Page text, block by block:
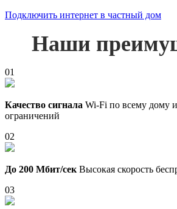
Подключить интернет в частный дом
Наши
01
Качество сигнала Wi-Fi по всему дому и
ограничений
02
До 200 Мбит/сек Высокая скорость
03